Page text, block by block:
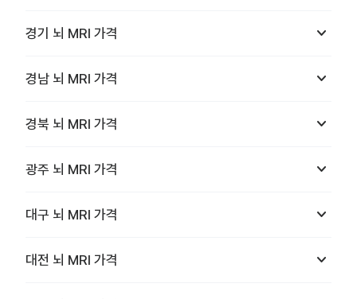
경기 뇌 MRI 가격 keyboard_arrow_down
경남 뇌 MRI 가격 keyboard_arrow_down
경북 뇌 MRI 가격 keyboard_arrow_down
광주 뇌 MRI 가격 keyboard_arrow_down
대구 뇌 MRI 가격 keyboard_arrow_down
대전 뇌 MRI 가격 keyboard_arrow_down